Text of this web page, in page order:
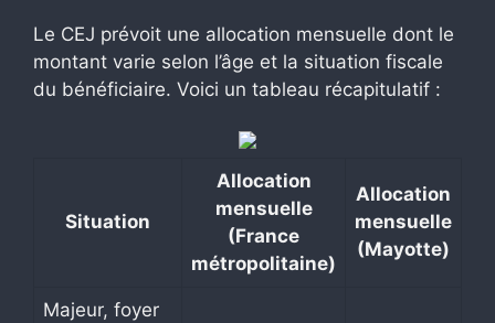
Le CEJ prévoit une allocation mensuelle dont le
montant varie selon l’âge et la situation fiscale
du bénéficiaire. Voici un tableau récapitulatif :
Situation
Allocation
mensuelle
(France
métropolitaine)
Allocation
mensuelle
(Mayotte)
Majeur, foyer